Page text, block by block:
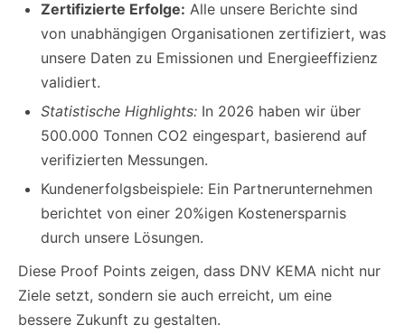
Zertifizierte Erfolge: Alle unsere Berichte sind
von unabhängigen Organisationen zertifiziert, was
unsere Daten zu Emissionen und Energieeffizienz
validiert.
Statistische Highlights: In 2026 haben wir über
500.000 Tonnen CO2 eingespart, basierend auf
verifizierten Messungen.
Kundenerfolgsbeispiele: Ein Partnerunternehmen
berichtet von einer 20%igen Kostenersparnis
durch unsere Lösungen.
Diese Proof Points zeigen, dass DNV KEMA nicht nur
Ziele setzt, sondern sie auch erreicht, um eine
bessere Zukunft zu gestalten.